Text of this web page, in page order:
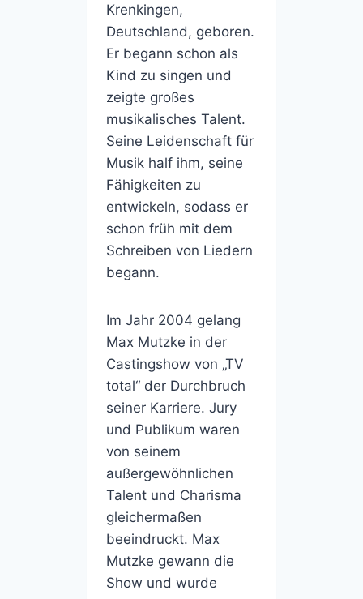
Krenkingen,
Deutschland, geboren.
Er begann schon als
Kind zu singen und
zeigte großes
musikalisches Talent.
Seine Leidenschaft für
Musik half ihm, seine
Fähigkeiten zu
entwickeln, sodass er
schon früh mit dem
Schreiben von Liedern
begann.
Im Jahr 2004 gelang
Max Mutzke in der
Castingshow von „TV
total“ der Durchbruch
seiner Karriere. Jury
und Publikum waren
von seinem
außergewöhnlichen
Talent und Charisma
gleichermaßen
beeindruckt. Max
Mutzke gewann die
Show und wurde